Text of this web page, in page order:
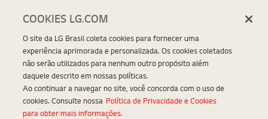
COOKIES LG.COM
O site da LG Brasil coleta cookies para fornecer uma
experiência aprimorada e personalizada. Os cookies coletados
não serão utilizados para nenhum outro propósito além
daquele descrito em nossas políticas.
Ao continuar a navegar no site, você concorda com o uso de
cookies. Consulte nossa Política de Privacidade e Cookies
para obter mais informações.